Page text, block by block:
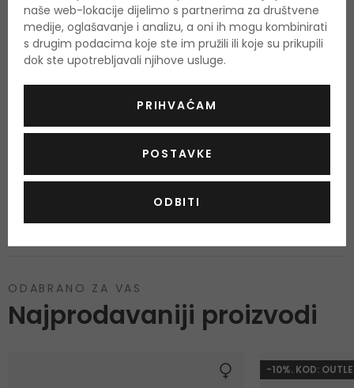
Stanje kože Dehidrirana,
Tip kože
Za sve vrste kože,
Još nema recenzija za ovaj proizvod.
OCIJENITE PROIZVOD
Podaci o dobivanju ocjena
ODABRANO ZA VAS
Najprodavaniji proizvodi
-10%. KOD:
naše web-lokacije dijelimo s partnerima za društvene
medije, oglašavanje i analizu, a oni ih mogu kombinirati
s drugim podacima koje ste im pružili ili koje su prikupili
dok ste upotrebljavali njihove usluge.
PRIHVAĆAM
POSTAVKE
ODBITI